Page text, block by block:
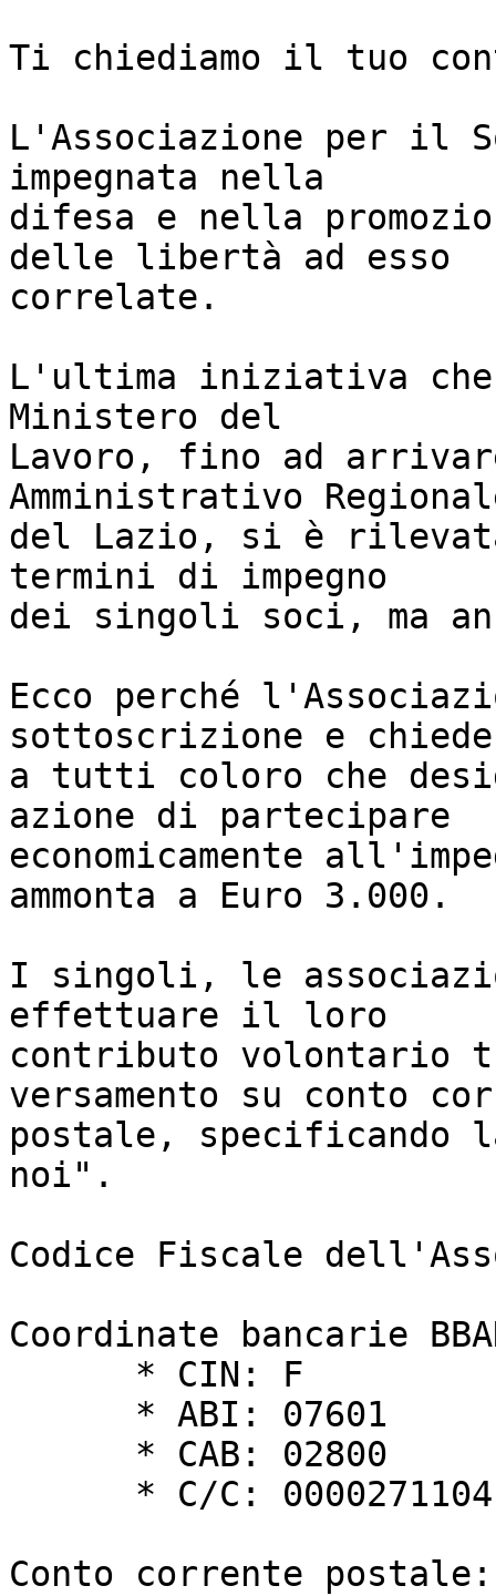
Ti chiediamo il tuo
L'Associazione per il
impegnata nella
difesa e nella
delle libertà ad esso
correlate.
L'ultima iniziativa
Ministero del
Lavoro, fino ad
Amministrativo
del Lazio, si è rilevata
termini di impegno
dei singoli soci, ma
Ecco perché
sottoscrizione e chiede
a tutti coloro che
azione di partecipare
economicamente
ammonta a Euro 3.000.
I singoli, le
effettuare il loro
contributo volontario
versamento su conto
postale, specificando
noi".
Codice Fiscale
Coordinate bancarie
Conto corrente postale: